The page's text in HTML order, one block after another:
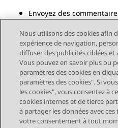
Envoyez des
Send Feedback
Navigation par sujet
Sujet précédent
Nous utilisons des cookies afin
expérience de navigation,
diffuser des publicités ciblées et
Vous pouvez en savoir plus ou
paramètres des cookies en
paramètres des cookies". Si
les cookies", vous consentez à
cookies internes et de tierce
à partager les données avec
votre consentement à tout